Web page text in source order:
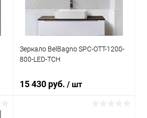
Зеркало BelBagno SPC-OTT-1200-
800-LED-TCH
15 430 руб./ шт